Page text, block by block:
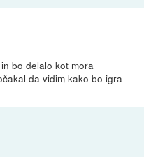
bo delalo kot mora
da vidim kako bo igra